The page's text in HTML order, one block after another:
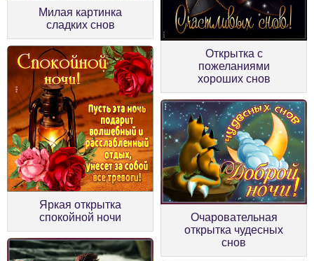
Милая картинка
сладких снов
Открытка с
пожеланиями
хороших снов
Яркая открытка
спокойной ночи
Очаровательная
открытка чудесных
снов